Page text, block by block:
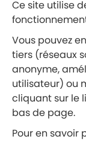
Ce site utilise
Vous pouvez
tiers (réseaux
anonyme,
utilisateur) ou
cliquant sur le
bas de page.
Pour en savoir